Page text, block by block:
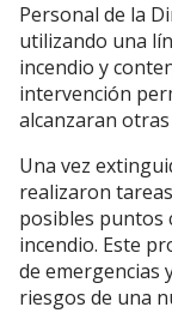
Personal de la
utilizando una
incendio y
intervención
alcanzaran
Una vez
realizaron
posibles puntos
incendio. Este
de emergencias
riesgos de una